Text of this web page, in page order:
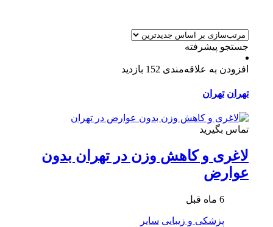
جستجو پیشرفته
افزودن به علاقه‌مندی 152 بازدید
تهران تهران
تماس بگیرید
لاغری و کاهش وزن در تهران بدون
عوارض
6 ماه قبل
پزشکی و زیبایی سایر